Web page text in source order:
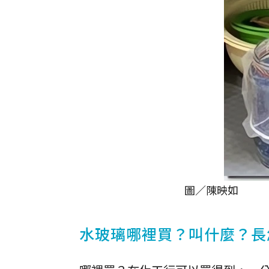
圖／陳映如
水玻璃哪裡買？叫什麼？